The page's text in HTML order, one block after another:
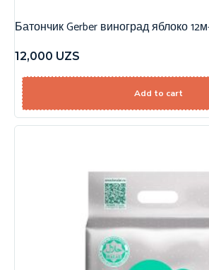
Батончик Gerber виноград яблоко
12,000 UZS
Add to cart